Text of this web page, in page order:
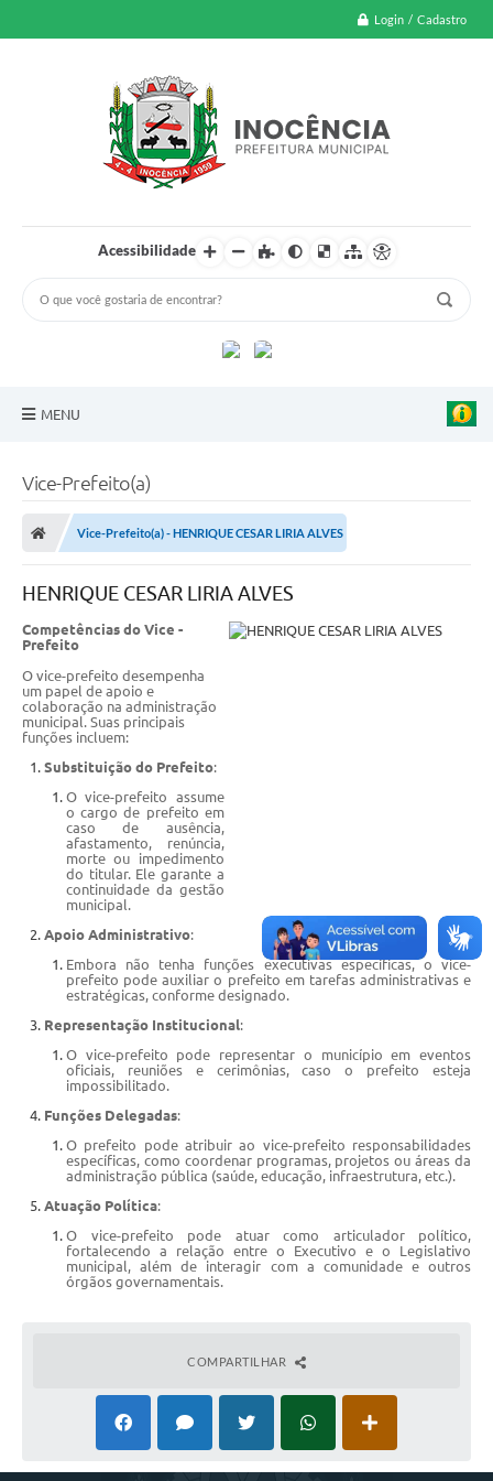
Login / Cadastro
Acessibilidade
MENU
Transparência Pública
Notícias
Legislação
Diário Oficial
Renuncia de Receita
Galeria de Fotos
Cartas de Serviços
Divida Ativa
Programa de Estágio
PROCON
Plano de Capacitação
Cadeia Integrada de Valor
Instrumentos de Gestão - SAÚDE
Recursos Liberados
Plano Estratégico
Dados gerais e Obras
Empresa Inidônea
LGPD - Governo Digital
Perguntas e respostas frequentes
Vice-Prefeito(a)
Vice-Prefeito(a) - HENRIQUE CESAR LIRIA ALVES
HENRIQUE CESAR LIRIA ALVES
Competências do Vice -
Prefeito
O vice-prefeito desempenha
um papel de apoio e
colaboração na administração
municipal. Suas principais
funções incluem:
Substituição do Prefeito:
O vice-prefeito assume
o cargo de prefeito em
caso de ausência,
afastamento, renúncia,
morte ou impedimento
do titular. Ele garante a
continuidade da gestão
municipal.
Apoio Administrativo:
Embora não tenha funções executivas específicas, o vice-
prefeito pode auxiliar o prefeito em tarefas administrativas e
estratégicas, conforme designado.
Representação Institucional:
O vice-prefeito pode representar o município em eventos
oficiais, reuniões e cerimônias, caso o prefeito esteja
impossibilitado.
Funções Delegadas:
O prefeito pode atribuir ao vice-prefeito responsabilidades
específicas, como coordenar programas, projetos ou áreas da
administração pública (saúde, educação, infraestrutura, etc.).
Atuação Política:
O vice-prefeito pode atuar como articulador político,
fortalecendo a relação entre o Executivo e o Legislativo
municipal, além de interagir com a comunidade e outros
órgãos governamentais.
COMPARTILHAR